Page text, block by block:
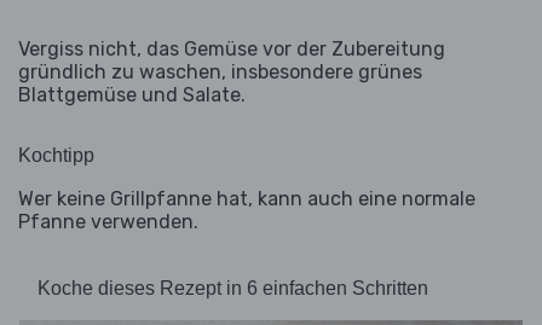
Vergiss nicht, das Gemüse vor der Zubereitung
gründlich zu waschen, insbesondere grünes
Blattgemüse und Salate.
Kochtipp
Wer keine Grillpfanne hat, kann auch eine normale
Pfanne verwenden.
Koche dieses Rezept in 6 einfachen Schritten